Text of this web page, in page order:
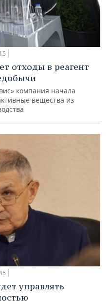
отходы в реагент
компания начала
вещества из
управлять